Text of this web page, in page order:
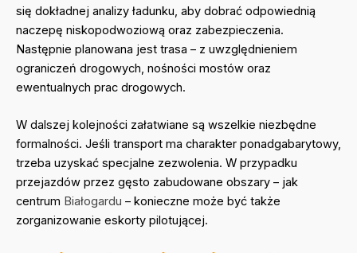
się dokładnej analizy ładunku, aby dobrać odpowiednią
naczepę niskopodwoziową oraz zabezpieczenia.
Następnie planowana jest trasa – z uwzględnieniem
ograniczeń drogowych, nośności mostów oraz
ewentualnych prac drogowych.
W dalszej kolejności załatwiane są wszelkie niezbędne
formalności. Jeśli transport ma charakter ponadgabarytowy,
trzeba uzyskać specjalne zezwolenia. W przypadku
przejazdów przez gęsto zabudowane obszary – jak
centrum Białogardu – konieczne może być także
zorganizowanie eskorty pilotującej.